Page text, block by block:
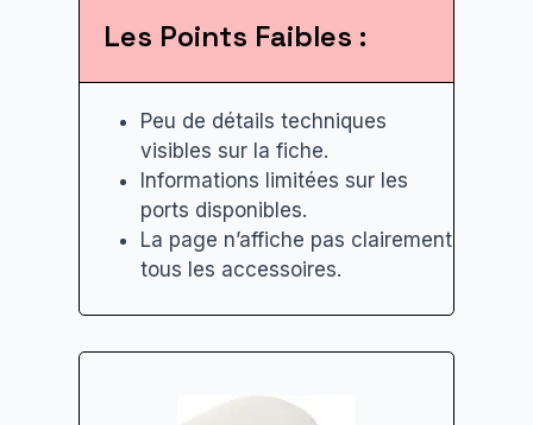
Les Points Faibles :
Peu de détails techniques
visibles sur la fiche.
Informations limitées sur les
ports disponibles.
La page n’affiche pas clairement
tous les accessoires.